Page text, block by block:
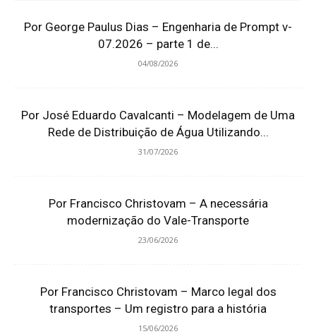
Por George Paulus Dias – Engenharia de Prompt v-
07.2026 – parte 1 de...
04/08/2026
Por José Eduardo Cavalcanti – Modelagem de Uma
Rede de Distribuição de Água Utilizando...
31/07/2026
Por Francisco Christovam – A necessária
modernização do Vale-Transporte
23/06/2026
Por Francisco Christovam – Marco legal dos
transportes – Um registro para a história
15/06/2026